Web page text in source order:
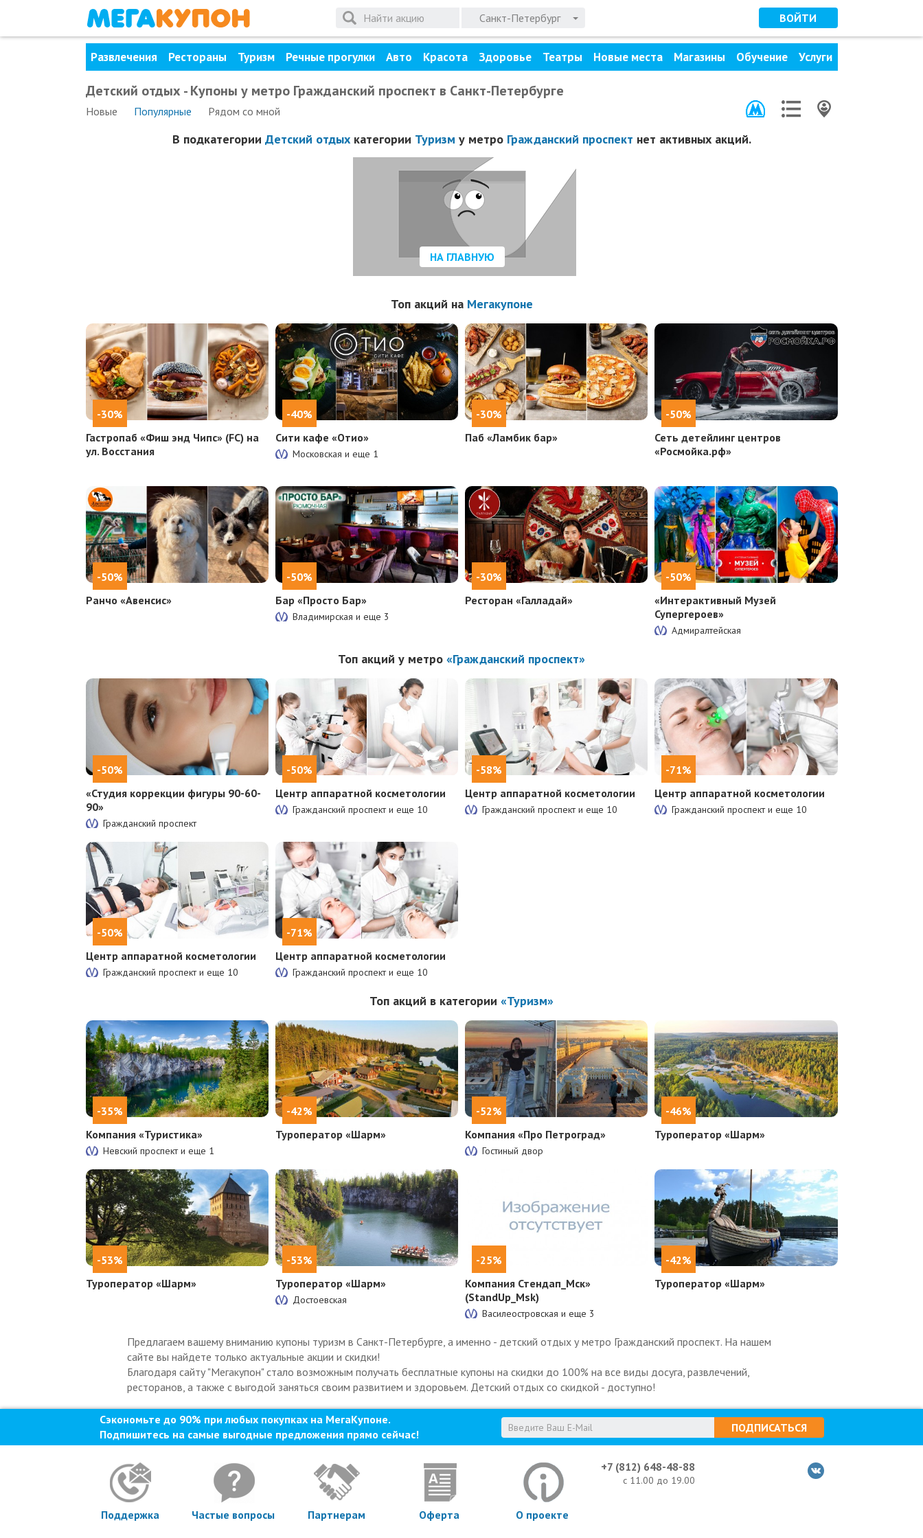
Санкт-Петербург ВОЙТИ
Развлечения Рестораны Туризм Речные прогулки Авто Красота Здоровье Театры Новые места Магазины Обучение Услуги
Детский отдых - Купоны у метро Гражданский проспект в Санкт-Петербурге
Новые Популярные Рядом со мной
В подкатегории Детский отдыхкатегории Туризм у метро Гражданский проспект нет активных акций.
НА ГЛАВНУЮ
Топ акций на Мегакупоне
-30%
Гастропаб «Фиш энд Чипс» (FC) на
ул. Восстания
-40%
Сити кафе «Отио»
Московская и еще 1
-30%
Паб «Ламбик бар»
-50%
Сеть детейлинг центров
«Росмойка.рф»
-50%
Ранчо «Авенсис»
-50%
Бар «Просто Бар»
Владимирская и еще 3
-30%
Ресторан «Галладай»
-50%
«Интерактивный Музей
Супергероев»
Адмиралтейская
Топ акций у метро «Гражданский проспект»
-50%
«Студия коррекции фигуры 90-60-
90»
Гражданский проспект
-50%
Центр аппаратной косметологии
Гражданский проспект и еще 10
-58%
Центр аппаратной косметологии
Гражданский проспект и еще 10
-71%
Центр аппаратной косметологии
Гражданский проспект и еще 10
-50%
Центр аппаратной косметологии
Гражданский проспект и еще 10
-71%
Центр аппаратной косметологии
Гражданский проспект и еще 10
Топ акций в категории «Туризм»
-35%
Компания «Туристика»
Невский проспект и еще 1
-42%
Туроператор «Шарм»
-52%
Компания «Про Петроград»
Гостиный двор
-46%
Туроператор «Шарм»
-53%
Туроператор «Шарм»
-53%
Туроператор «Шарм»
Достоевская
-25%
Компания Стендап_Мск»
(StandUp_Msk)
Василеостровская и еще 3
-42%
Туроператор «Шарм»
Предлагаем вашему вниманию купоны туризм в Санкт-Петербурге, а именно - детский отдых у метро Гражданский проспект. На нашем
сайте вы найдете только актуальные акции и скидки!
Благодаря сайту "Мегакупон" стало возможным получать бесплатные купоны на скидки до 100% на все виды досуга, развлечений,
ресторанов, а также с выгодой заняться своим развитием и здоровьем. Детский отдых со скидкой - доступно!
Сэкономьте до 90% при любых покупках на МегаКупоне.
Подпишитесь на самые выгодные предложения прямо сейчас!
ПОДПИСАТЬСЯ
+7 (812) 648-48-88
с 11.00 до 19.00
Поддержка Частые вопросы Партнерам Оферта О проекте